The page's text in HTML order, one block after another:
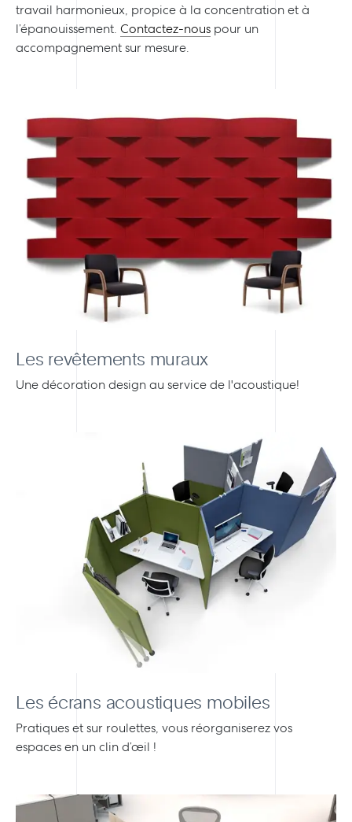
travail harmonieux, propice à la concentration et à
l’épanouissement. Contactez-nous pour un
accompagnement sur mesure.
Les revêtements muraux
Une décoration design au service de l'acoustique!
Les écrans acoustiques mobiles
Pratiques et sur roulettes, vous réorganiserez vos
espaces en un clin d’œil !